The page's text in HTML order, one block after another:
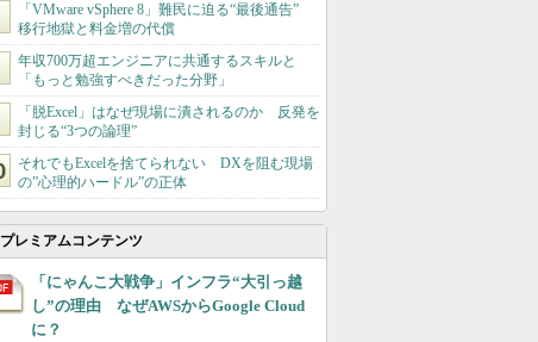
「VMware vSphere 8」難民に迫る“最後通告”
移行地獄と料金増の代償
年収700万超エンジニアに共通するスキルと
「もっと勉強すべきだった分野」
「脱Excel」はなぜ現場に潰されるのか 反発を
封じる“3つの論理”
それでもExcelを捨てられない DXを阻む現場
の”心理的ハードル”の正体
プレミアムコンテンツ
「にゃんこ大戦争」インフラ“大引っ越
し”の理由 なぜAWSからGoogle Cloud
に？